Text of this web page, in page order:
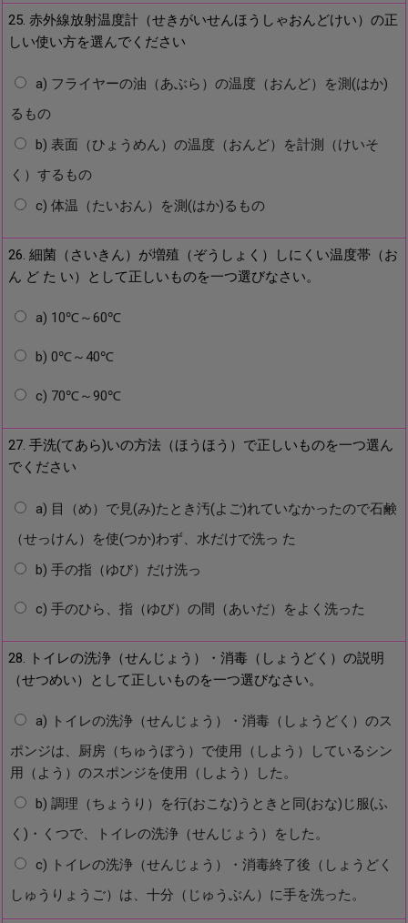
25. 赤外線放射温度計（せきがいせんほうしゃおんどけい）の正
しい使い方を選んでください
a) フライヤーの油（あぶら）の温度（おんど）を測(はか)
るもの
b) 表面（ひょうめん）の温度（おんど）を計測（けいそ
く）するもの
c) 体温（たいおん）を測(はか)るもの
26. 細菌（さいきん）が増殖（ぞうしょく）しにくい温度帯（お
ん ど た い）として正しいものを一つ選びなさい。
a) 10℃～60℃
b) 0℃～40℃
c) 70℃～90℃
27. 手洗(てあら)いの方法（ほうほう）で正しいものを一つ選ん
でください
a) 目（め）で見(み)たとき汚(よご)れていなかったので石鹸
（せっけん）を使(つか)わず、水だけで洗っ た
b) 手の指（ゆび）だけ洗っ
c) 手のひら、指（ゆび）の間（あいだ）をよく洗った
28. トイレの洗浄（せんじょう）・消毒（しょうどく）の説明
（せつめい）として正しいものを一つ選びなさい。
a) トイレの洗浄（せんじょう）・消毒（しょうどく）のス
ポンジは、厨房（ちゅうぼう）で使用（しよう）しているシン
用（よう）のスポンジを使用（しよう）した。
b) 調理（ちょうり）を行(おこな)うときと同(おな)じ服(ふ
く)・くつで、トイレの洗浄（せんじょう）をした。
c) トイレの洗浄（せんじょう）・消毒終了後（しょうどく
しゅうりょうご）は、十分（じゅうぶん）に手を洗った。